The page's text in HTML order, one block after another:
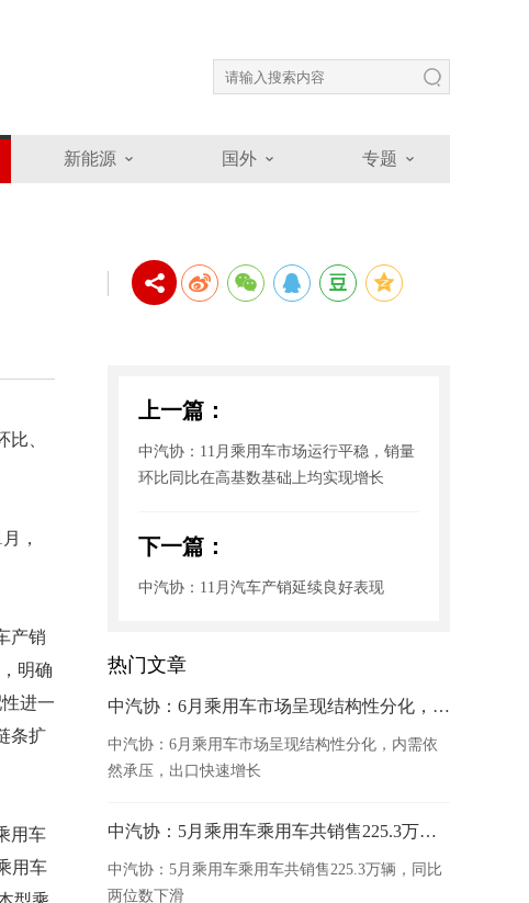
新能源 国外 专题
、
，
产销
明确
进一
条扩
用车
用车
上一篇：
中汽协：11月乘用车市场运行平稳，销量
环比同比在高基数基础上均实现增长
下一篇：
中汽协：11月汽车产销延续良好表现
热门文章
中汽协：6月乘用车市场呈现结构性分化，内需依然承压，出口快速增长
中汽协：6月乘用车市场呈现结构性分化，内需依
然承压，出口快速增长
中汽协：5月乘用车乘用车共销售225.3万辆，同比两位数下滑
中汽协：5月乘用车乘用车共销售225.3万辆，同比
两位数下滑